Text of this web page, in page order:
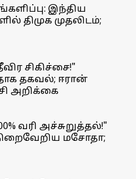
இந்திய
திமுக முதலிடம்;
சிகிச்சை!"
தகவல்; ஈரான்
அறிக்கை
வரி அச்சுறுத்தல்!"
மசோதா;